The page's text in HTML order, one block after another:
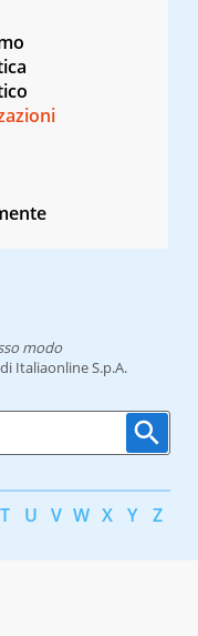
modo
Italiaonline S.p.A.
T U V W X Y Z